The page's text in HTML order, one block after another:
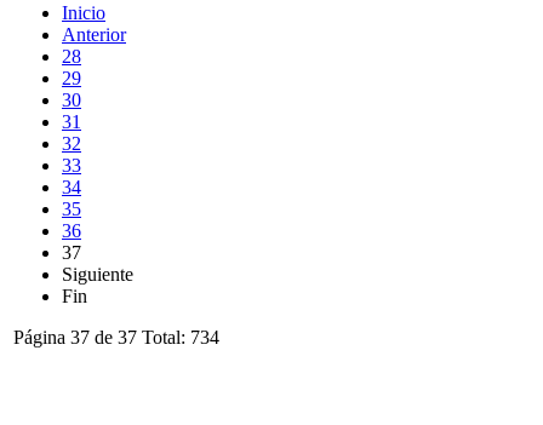
Inicio
Anterior
28
29
30
31
32
33
34
35
36
37
Siguiente
Fin
Página 37 de 37 Total: 734